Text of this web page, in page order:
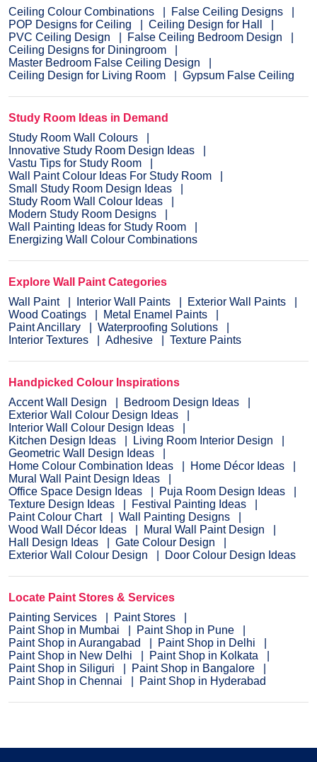
Ceiling Colour Combinations
False Ceiling Designs
POP Designs for Ceiling
Ceiling Design for Hall
PVC Ceiling Design
False Ceiling Bedroom Design
Ceiling Designs for Diningroom
Master Bedroom False Ceiling Design
Ceiling Design for Living Room
Gypsum False Ceiling
Study Room Ideas in Demand
Study Room Wall Colours
Innovative Study Room Design Ideas
Vastu Tips for Study Room
Wall Paint Colour Ideas For Study Room
Small Study Room Design Ideas
Study Room Wall Colour Ideas
Modern Study Room Designs
Wall Painting Ideas for Study Room
Energizing Wall Colour Combinations
Explore Wall Paint Categories
Wall Paint
Interior Wall Paints
Exterior Wall Paints
Wood Coatings
Metal Enamel Paints
Paint Ancillary
Waterproofing Solutions
Interior Textures
Adhesive Texture Paints
Handpicked Colour Inspirations
Accent Wall Design
Bedroom Design Ideas
Exterior Wall Colour Design Ideas
Interior Wall Colour Design Ideas
Kitchen Design Ideas
Living Room Interior Design
Geometric Wall Design Ideas
Home Colour Combination Ideas
Home Décor Ideas
Mural Wall Paint Design Ideas
Office Space Design Ideas
Puja Room Design Ideas
Texture Design Ideas
Festival Painting Ideas
Paint Colour Chart
Wall Painting Designs
Wood Wall Décor Ideas
Mural Wall Paint Design
Hall Design Ideas
Gate Colour Design
Exterior Wall Colour Design
Door Colour Design Ideas
Locate Paint Stores & Services
Painting Services
Paint Stores
Paint Shop in Mumbai
Paint Shop in Pune
Paint Shop in Aurangabad
Paint Shop in Delhi
Paint Shop in New Delhi
Paint Shop in Kolkata
Paint Shop in Siliguri
Paint Shop in Bangalore
Paint Shop in Chennai
Paint Shop in Hyderabad